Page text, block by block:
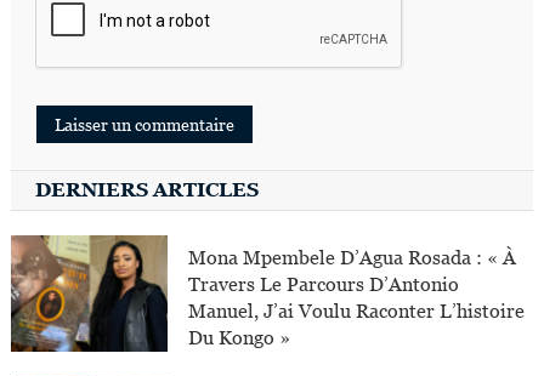
DERNIERS ARTICLES
Mona Mpembele D’Agua Rosada : « À
Travers Le Parcours D’Antonio
Manuel, J’ai Voulu Raconter L’histoire
Du Kongo »